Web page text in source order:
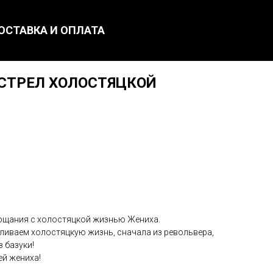
И ОПЛАТА
ХОЛОСТЯЦКОЙ
с холостяцкой жизнью Жениха.
холостяцкую жизнь, сначала из револьвера,
базуки!
жениха!